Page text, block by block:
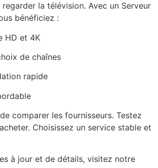
la télévision. Avec un Serveur
bénéficiez :
HD et 4K
de chaînes
rapide
comparer les fournisseurs. Testez
Choisissez un service stable et
à jour et de détails, visitez notre